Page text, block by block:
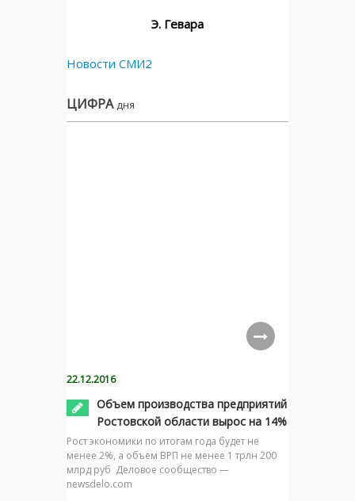
Э. Гевара
Новости СМИ2
ЦИФРА дня
22.12.2016
Объем производства предприятий
Ростовской области вырос на 14%
Рост экономики по итогам года будет не
менее 2%, а объем ВРП не менее 1 трлн 200
млрд руб Деловое сообщество —
newsdelo.com